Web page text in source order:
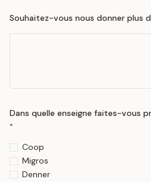
Souhaitez-vous nous donner plus
Dans quelle enseigne faites-vous
*
Coop
Migros
Denner